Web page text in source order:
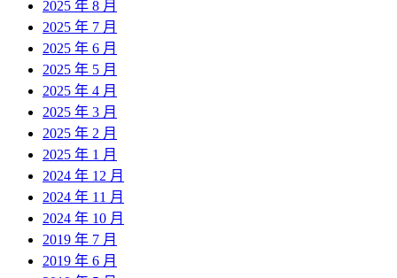
2025 年 8 月
2025 年 7 月
2025 年 6 月
2025 年 5 月
2025 年 4 月
2025 年 3 月
2025 年 2 月
2025 年 1 月
2024 年 12 月
2024 年 11 月
2024 年 10 月
2019 年 7 月
2019 年 6 月